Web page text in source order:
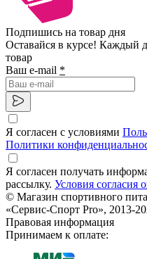
Подпишись на товар дня
Оставайся в курсе! Каждый
товар
Ваш e-mail *
Я согласен с условиями
Политики
Я согласен получать
рассылку. Условия согласия
© Магазин спортивного
«Сервис-Спорт Pro», 2013-
Правовая информация
Принимаем к оплате: